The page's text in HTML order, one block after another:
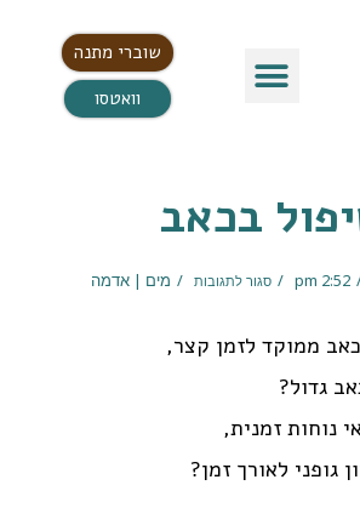
שוברי מתנה
וואטסו
בכאב
2:52 pm סגור לתגובות מים | אדמה
ממוקד לזמן קצר,
גדול?
נוחות זמנית,
גופני לאורך זמן?